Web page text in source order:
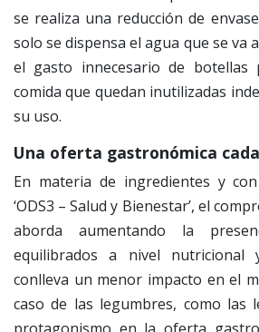
se realiza una reducción de
solo se dispensa el agua que se va
el gasto innecesario de
comida que quedan inutilizadas
su uso.
Una oferta gastronómica
En materia de ingredientes y
‘ODS3 – Salud y Bienestar’, el
aborda aumentando la
equilibrados a nivel nutricional
conlleva un menor impacto en el
caso de las legumbres, como las
protagonismo en la oferta